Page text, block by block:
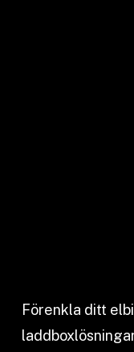
Förenkla ditt